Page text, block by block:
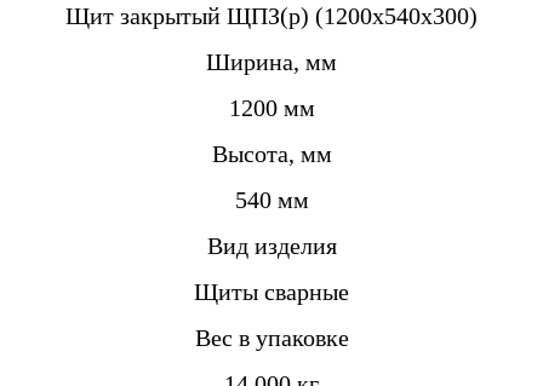
Щит закрытый ЩПЗ(р) (1200х540х300)
Ширина, мм
1200 мм
Высота, мм
540 мм
Вид изделия
Щиты сварные
Вес в упаковке